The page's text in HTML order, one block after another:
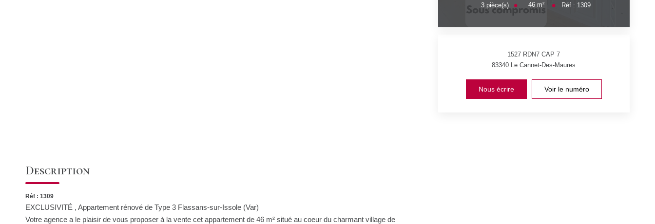
Description
Réf : 1309
EXCLUSIVITÉ , Appartement rénové de Type 3 Flassans-sur-Issole (Var)
Votre agence a le plaisir de vous proposer à la vente cet appartement de 46 m² situé au coeur du charmant village de
3 pièce(s) 46 m² Réf : 1309
1527 RDN7 CAP 7
83340 Le Cannet-Des-Maures
Nous écrire Voir le numéro